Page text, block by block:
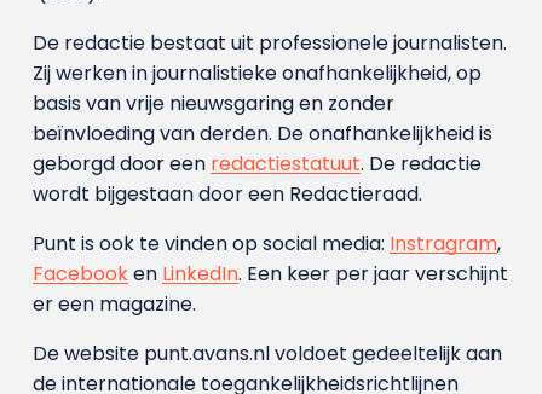
De redactie bestaat uit professionele journalisten.
Zij werken in journalistieke onafhankelijkheid, op
basis van vrije nieuwsgaring en zonder
beïnvloeding van derden. De onafhankelijkheid is
geborgd door een redactiestatuut. De redactie
wordt bijgestaan door een Redactieraad.
Punt is ook te vinden op social media: Instragram,
Facebooken LinkedIn. Een keer per jaar verschijnt
er een magazine.
De website punt.avans.nl voldoet gedeeltelijk aan
de internationale toegankelijkheidsrichtlijnen